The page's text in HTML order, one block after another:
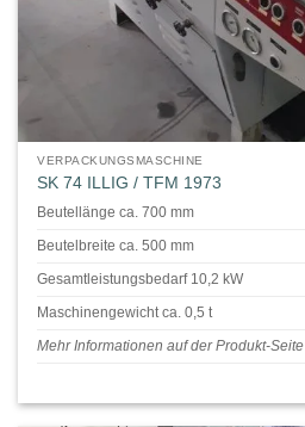
VERPACKUNGSMASCHINE
SK 74 ILLIG / TFM 1973
Beutellänge ca. 700 mm
Beutelbreite ca. 500 mm
Gesamtleistungsbedarf 10,2 kW
Maschinengewicht ca. 0,5 t
Mehr Informationen auf der Produkt-Seite